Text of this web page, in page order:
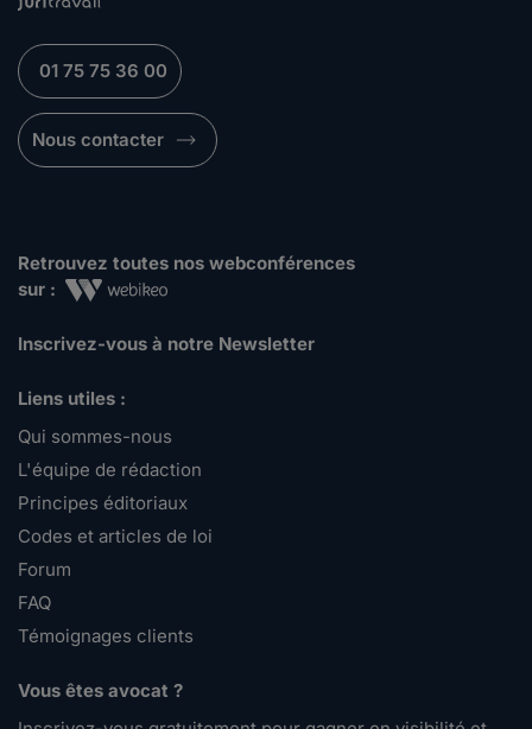
01 75 75 36 00
Nous contacter
Retrouvez toutes nos webconférences
sur :
Inscrivez-vous à notre Newsletter
Liens utiles :
Qui sommes-nous
L'équipe de rédaction
Principes éditoriaux
Codes et articles de loi
Forum
FAQ
Témoignages clients
Vous êtes avocat ?